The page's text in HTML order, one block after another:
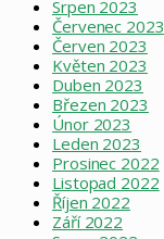
Srpen 2023
Červenec 2023
Červen 2023
Květen 2023
Duben 2023
Březen 2023
Únor 2023
Leden 2023
Prosinec 2022
Listopad 2022
Říjen 2022
Září 2022